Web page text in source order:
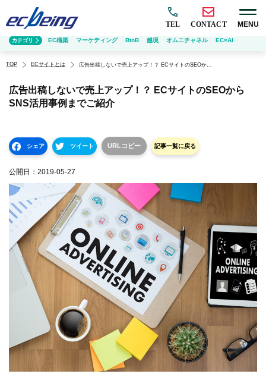
TEL CONTACT MENU
TOP ECサイトとは 広告出稿しないで売上アップ！？ ECサイトのSEOからSNS活用事例までご紹介
広告出稿しないで売上アップ！？ ECサイトのSEOから
SNS活用事例までご紹介
シェア ツイート URLコピー 記事一覧に戻る
公開日： 2019-05-27
カテゴリ EC構築 マーケティング BtoB 越境 オムニチャネル EC×AI